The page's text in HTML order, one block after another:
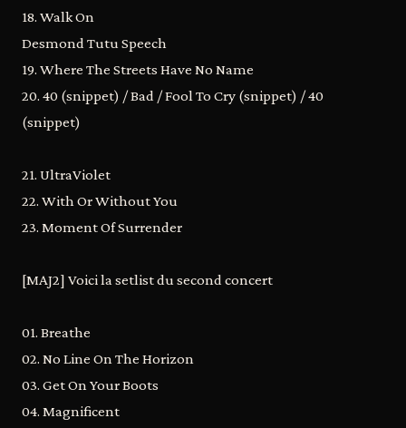
18. Walk On
Desmond Tutu Speech
19. Where The Streets Have No Name
20. 40 (snippet) / Bad / Fool To Cry (snippet) / 40
(snippet)
21. UltraViolet
22. With Or Without You
23. Moment Of Surrender
[MAJ2] Voici la setlist du second concert
01. Breathe
02. No Line On The Horizon
03. Get On Your Boots
04. Magnificent